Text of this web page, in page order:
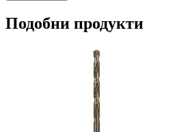
Подобни продукти